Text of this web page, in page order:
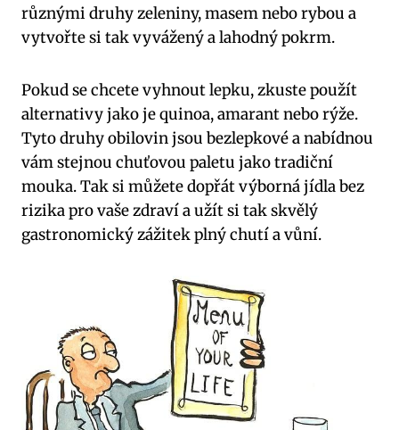
různými druhy zeleniny, masem nebo rybou a
vytvořte si tak vyvážený a lahodný pokrm.
Pokud se chcete vyhnout lepku, zkuste použít
alternativy jako je quinoa, amarant nebo rýže.
Tyto druhy obilovin jsou bezlepkové a nabídnou
vám stejnou chuťovou paletu jako tradiční
mouka. Tak si můžete dopřát výborná jídla bez
rizika pro vaše zdraví a užít si tak skvělý
gastronomický zážitek plný chutí a vůní.